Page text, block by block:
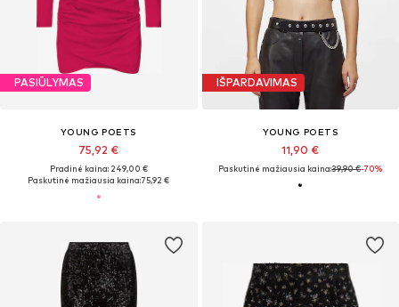
PASIŪLYMAS
YOUNG POETS
75,92 €
Pradinė kaina: 249,00 €
Paskutinė mažiausia kaina:75,92 €
IŠPARDAVIMAS
YOUNG POETS
11,90 €
Paskutinė mažiausia kaina:39,90 €-70%